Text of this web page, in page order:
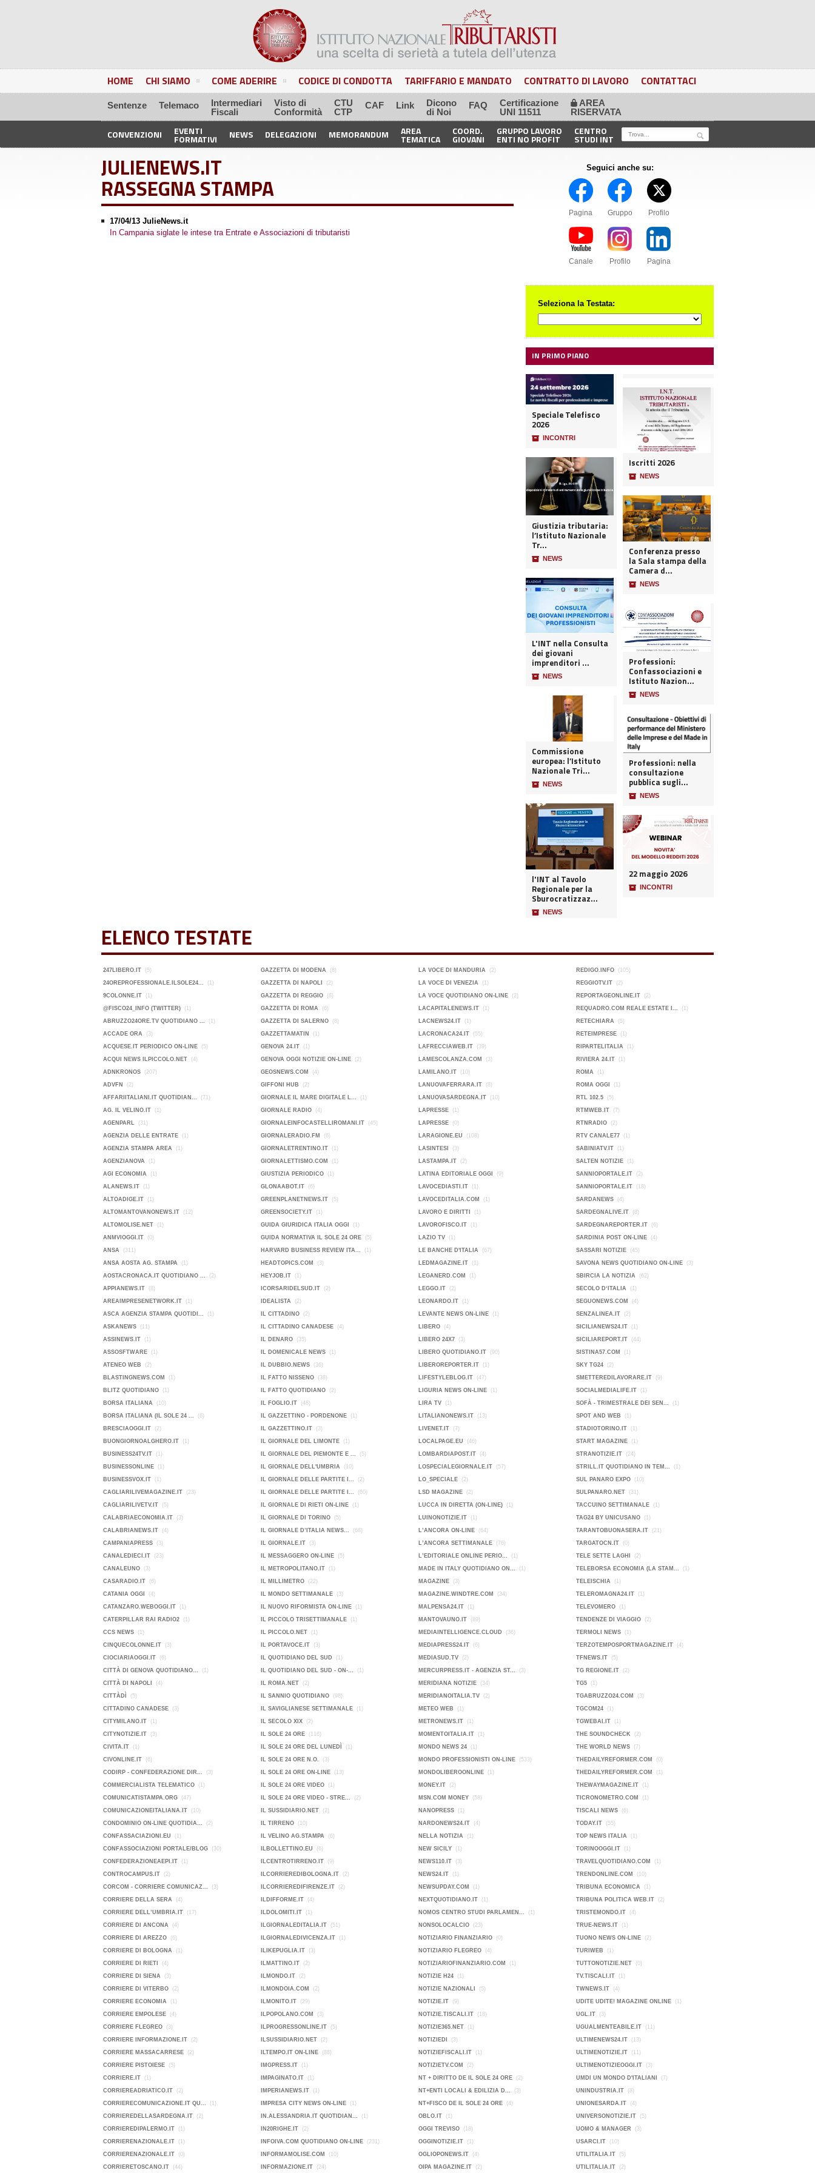
HOME CHI SIAMO COME ADERIRE CODICE DI CONDOTTA TARIFFARIO E MANDATO CONTRATTO DI LAVORO CONTATTACI
Sentenze Telemaco
Intermediari
Fiscali
Visto di
Conformità
CTU
CTP
CAF Link
Dicono
di Noi
FAQ
Certificazione
UNI 11511
🔒 AREA
RISERVATA
CONVENZIONI EVENTI
FORMATIVI NEWS DELEGAZIONI MEMORANDUM AREA
TEMATICA
COORD.
GIOVANI
GRUPPO LAVORO
ENTI NO PROFIT
CENTRO
STUDI INT
JULIENEWS.IT
RASSEGNA STAMPA
17/04/13 JulieNews.it
In Campania siglate le intese tra Entrate e Associazioni di tributaristi
Seguici anche su:
Pagina Gruppo Profilo
Canale Profilo Pagina
Seleziona la Testata:
IN PRIMO PIANO
Speciale Telefisco
2026
📦 INCONTRI
Giustizia tributaria:
l’Istituto Nazionale
Tr...
📦 NEWS
L'INT nella Consulta
dei giovani
imprenditori ...
📦 NEWS
Commissione
europea: l’Istituto
Nazionale Tri...
📦 NEWS
l'INT al Tavolo
Regionale per la
Sburocratizzaz...
📦 NEWS
Iscritti 2026
📦 NEWS
Conferenza presso
la Sala stampa della
Camera d...
📦 NEWS
Professioni:
Confassociazioni e
Istituto Nazion...
📦 NEWS
Professioni: nella
consultazione
pubblica sugli...
📦 NEWS
22 maggio 2026
📦 INCONTRI
ELENCO TESTATE
247LIBERO.IT (5)
24OREPROFESSIONALE.ILSOLE24... (1)
9COLONNE.IT (1)
@FISCO24_INFO (TWITTER) (1)
ABRUZZO24ORE.TV QUOTIDIANO ... (1)
ACCADE ORA (3)
ACQUESE.IT PERIODICO ON-LINE (5)
ACQUI NEWS ILPICCOLO.NET (4)
ADNKRONOS (207)
ADVFN (2)
AFFARIITALIANI.IT QUOTIDIAN... (71)
AG. IL VELINO.IT (1)
AGENPARL (31)
AGENZIA DELLE ENTRATE (1)
AGENZIA STAMPA AREA (1)
AGENZIANOVA (1)
AGI ECONOMIA (1)
ALANEWS.IT (1)
ALTOADIGE.IT (1)
ALTOMANTOVANONEWS.IT (12)
ALTOMOLISE.NET (1)
ANMVIOGGI.IT (0)
ANSA (311)
ANSA AOSTA AG. STAMPA (1)
AOSTACRONACA.IT QUOTIDIANO ... (2)
APPIANEWS.IT (8)
AREAIMPRESENETWORK.IT (1)
ASCA AGENZIA STAMPA QUOTIDI... (1)
ASKANEWS (11)
ASSINEWS.IT (1)
ASSOSFTWARE (1)
ATENEO WEB (2)
BLASTINGNEWS.COM (1)
BLITZ QUOTIDIANO (1)
BORSA ITALIANA (10)
BORSA ITALIANA (IL SOLE 24 ... (6)
BRESCIAOGGI.IT (2)
BUONGIORNOALGHERO.IT (1)
BUSINESS24TV.IT (1)
BUSINESSONLINE (1)
BUSINESSVOX.IT (1)
CAGLIARILIVEMAGAZINE.IT (23)
CAGLIARILIVETV.IT (5)
CALABRIAECONOMIA.IT (3)
CALABRIANEWS.IT (4)
CAMPANIAPRESS (3)
CANALEDIECI.IT (23)
CANALEUNO (3)
CASARADIO.IT (6)
CATANIA OGGI (4)
CATANZARO.WEBOGGI.IT (1)
CATERPILLAR RAI RADIO2 (1)
CCS NEWS (1)
CINQUECOLONNE.IT (3)
CIOCIARIAOGGI.IT (6)
CITTÀ DI GENOVA QUOTIDIANO... (1)
CITTÀ DI NAPOLI (4)
CITTÀDÌ (5)
CITTADINO CANADESE (3)
CITYMILANO.IT (1)
CITYNOTIZIE.IT (3)
CIVITA.IT (1)
CIVONLINE.IT (6)
CODIRP - CONFEDERAZIONE DIR... (3)
COMMERCIALISTA TELEMATICO (1)
COMUNICATISTAMPA.ORG (47)
COMUNICAZIONEITALIANA.IT (10)
CONDOMINIO ON-LINE QUOTIDIA... (2)
CONFASSACIAZIONI.EU (1)
CONFASSOCIAZIONI PORTALE/BLOG (30)
CONFEDERAZIONEAEPI.IT (1)
CONTROCAMPUS.IT (2)
CORCOM - CORRIERE COMUNICAZ... (3)
CORRIERE DELLA SERA (4)
CORRIERE DELL’UMBRIA.IT (17)
CORRIERE DI ANCONA (4)
CORRIERE DI AREZZO (6)
CORRIERE DI BOLOGNA (1)
CORRIERE DI RIETI (4)
CORRIERE DI SIENA (3)
CORRIERE DI VITERBO (2)
CORRIERE ECONOMIA (1)
CORRIERE EMPOLESE (4)
CORRIERE FLEGREO (3)
CORRIERE INFORMAZIONE.IT (2)
CORRIERE MASSACARRESE (2)
CORRIERE PISTOIESE (5)
CORRIERE.IT (1)
CORRIEREADRIATICO.IT (2)
CORRIERECOMUNICAZIONE.IT QU... (1)
CORRIEREDELLASARDEGNA.IT (2)
CORRIEREDIPALERMO.IT (1)
CORRIERENAZIONALE.IT (1)
CORRIERENAZIONALE.IT (0)
CORRIERETOSCANO.IT (44)
GAZZETTA DI MODENA (8)
GAZZETTA DI NAPOLI (2)
GAZZETTA DI REGGIO (8)
GAZZETTA DI ROMA (6)
GAZZETTA DI SALERNO (8)
GAZZETTAMATIN (1)
GENOVA 24.IT (1)
GENOVA OGGI NOTIZIE ON-LINE (2)
GEOSNEWS.COM (4)
GIFFONI HUB (2)
GIORNALE IL MARE DIGITALE L... (1)
GIORNALE RADIO (4)
GIORNALEINFOCASTELLIROMANI.IT (45)
GIORNALERADIO.FM (6)
GIORNALETRENTINO.IT (1)
GIORNALETTISMO.COM (1)
GIUSTIZIA PERIODICO (1)
GLONAABOT.IT (6)
GREENPLANETNEWS.IT (5)
GREENSOCIETY.IT (1)
GUIDA GIURIDICA ITALIA OGGI (1)
GUIDA NORMATIVA IL SOLE 24 ORE (5)
HARVARD BUSINESS REVIEW ITA... (1)
HEADTOPICS.COM (3)
HEYJOB.IT (1)
ICORSARIDELSUD.IT (2)
IDEALISTA (2)
IL CITTADINO (2)
IL CITTADINO CANADESE (4)
IL DENARO (35)
IL DOMENICALE NEWS (1)
IL DUBBIO.NEWS (36)
IL FATTO NISSENO (38)
IL FATTO QUOTIDIANO (2)
IL FOGLIO.IT (48)
IL GAZZETTINO - PORDENONE (1)
IL GAZZETTINO.IT (3)
IL GIORNALE DEL LIMONTE (1)
IL GIORNALE DEL PIEMONTE E ... (5)
IL GIORNALE DELL'UMBRIA (10)
IL GIORNALE DELLE PARTITE I... (2)
IL GIORNALE DELLE PARTITE I... (60)
IL GIORNALE DI RIETI ON-LINE (1)
IL GIORNALE DI TORINO (5)
IL GIORNALE D’ITALIA NEWS... (68)
IL GIORNALE.IT (3)
IL MESSAGGERO ON-LINE (5)
IL METROPOLITANO.IT (1)
IL MILLIMETRO (22)
IL MONDO SETTIMANALE (3)
IL NUOVO RIFORMISTA ON-LINE (1)
IL PICCOLO TRISETTIMANALE (1)
IL PICCOLO.NET (1)
IL PORTAVOCE.IT (3)
IL QUOTIDIANO DEL SUD (1)
IL QUOTIDIANO DEL SUD - ON-... (1)
IL ROMA.NET (2)
IL SANNIO QUOTIDIANO (98)
IL SAVIGLIANESE SETTIMANALE (1)
IL SECOLO XIX (2)
IL SOLE 24 ORE (116)
IL SOLE 24 ORE DEL LUNEDÌ (1)
IL SOLE 24 ORE N.O. (3)
IL SOLE 24 ORE ON-LINE (13)
IL SOLE 24 ORE VIDEO (1)
IL SOLE 24 ORE VIDEO - STRE... (2)
IL SUSSIDIARIO.NET (2)
IL TIRRENO (10)
IL VELINO AG.STAMPA (6)
ILBOLLETTINO.EU (6)
ILCENTROTIRRENO.IT (9)
ILCORRIEREDIBOLOGNA.IT (2)
ILCORRIEREDIFIRENZE.IT (2)
ILDIFFORME.IT (4)
ILDOLOMITI.IT (1)
ILGIORNALEDITALIA.IT (51)
ILGIORNALEDIVICENZA.IT (1)
ILIKEPUGLIA.IT (3)
ILMATTINO.IT (2)
ILMONDO.IT (2)
ILMONDOIA.COM (2)
ILMONITO.IT (29)
ILPOPOLANO.COM (3)
ILPROGRESSONLINE.IT (5)
ILSUSSIDIARIO.NET (2)
ILTEMPO.IT ON-LINE (88)
IMGPRESS.IT (1)
IMPAGINATO.IT (1)
IMPERIANEWS.IT (1)
IMPRESA CITY NEWS ON-LINE (1)
IN.ALESSANDRIA.IT QUOTIDIAN... (1)
IN20RIGHE.IT (2)
INFOIVA.COM QUOTIDIANO ON-LINE (231)
INFORMAMOLISE.COM (10)
INFORMAZIONE.IT (24)
LA VOCE DI MANDURIA (2)
LA VOCE DI VENEZIA (1)
LA VOCE QUOTIDIANO ON-LINE (2)
LACAPITALENEWS.IT (1)
LACNEWS24.IT (1)
LACRONACA24.IT (55)
LAFRECCIAWEB.IT (39)
LAMESCOLANZA.COM (3)
LAMILANO.IT (10)
LANUOVAFERRARA.IT (8)
LANUOVASARDEGNA.IT (10)
LAPRESSE (1)
LAPRESSE (0)
LARAGIONE.EU (108)
LASINTESI (3)
LASTAMPA.IT (2)
LATINA EDITORIALE OGGI (9)
LAVOCEDIASTI.IT (1)
LAVOCEDITALIA.COM (1)
LAVORO E DIRITTI (1)
LAVOROFISCO.IT (1)
LAZIO TV (1)
LE BANCHE D'ITALIA (67)
LEDMAGAZINE.IT (1)
LEGANERD.COM (1)
LEGGO.IT (2)
LEONARDO.IT (1)
LEVANTE NEWS ON-LINE (1)
LIBERO (4)
LIBERO 24X7 (3)
LIBERO QUOTIDIANO.IT (90)
LIBEROREPORTER.IT (1)
LIFESTYLEBLOG.IT (47)
LIGURIA NEWS ON-LINE (1)
LIRA TV (1)
LITALIANONEWS.IT (13)
LIVENET.IT (7)
LOCALPAGE.EU (46)
LOMBARDIAPOST.IT (4)
LOSPECIALEGIORNALE.IT (57)
LO_SPECIALE (2)
LSD MAGAZINE (2)
LUCCA IN DIRETTA (ON-LINE) (1)
LUINONOTIZIE.IT (1)
L’ANCORA ON-LINE (64)
L’ANCORA SETTIMANALE (76)
L’EDITORIALE ONLINE PERIO... (1)
MADE IN ITALY QUOTIDIANO ON... (1)
MAGAZINE (3)
MAGAZINE.WINDTRE.COM (34)
MALPENSA24.IT (1)
MANTOVAUNO.IT (89)
MEDIAINTELLIGENCE.CLOUD (36)
MEDIAPRESS24.IT (6)
MEDIASUD.TV (2)
MERCURPRESS.IT - AGENZIA ST... (3)
MERIDIANA NOTIZIE (34)
MERIDIANOITALIA.TV (2)
METEO WEB (1)
METRONEWS.IT (1)
MOMENTOITALIA.IT (1)
MONDO NEWS 24 (1)
MONDO PROFESSIONISTI ON-LINE (533)
MONDOLIBEROONLINE (1)
MONEY.IT (2)
MSN.COM MONEY (58)
NANOPRESS (1)
NARDONEWS24.IT (4)
NELLA NOTIZIA (1)
NEW SICILY (1)
NEWS110.IT (3)
NEWS24.IT (1)
NEWSUPDAY.COM (1)
NEXTQUOTIDIANO.IT (1)
NOMOS CENTRO STUDI PARLAMEN... (1)
NONSOLOCALCIO (23)
NOTIZIARIO FINANZIARIO (0)
NOTIZIARIO FLEGREO (4)
NOTIZIARIOFINANZIARIO.COM (1)
NOTIZIE H24 (1)
NOTIZIE NAZIONALI (5)
NOTIZIE.IT (9)
NOTIZIE.TISCALI.IT (18)
NOTIZIE365.NET (1)
NOTIZIEDI (3)
NOTIZIEFISCALI.IT (1)
NOTIZIETV.COM (2)
NT + DIRITTO DE IL SOLE 24 ORE (2)
NT+ENTI LOCALI & EDILIZIA D... (3)
NT+FISCO DE IL SOLE 24 ORE (4)
OBLO.IT (1)
OGGI TREVISO (18)
OGGINOTIZIE.IT (1)
OGLIOPONEWS.IT (4)
OIPA MAGAZINE.IT (2)
REDIGO.INFO (105)
REGGIOTV.IT (2)
REPORTAGEONLINE.IT (2)
REQUADRO.COM REALE ESTATE I... (1)
RETECHIARA (5)
RETEIMPRESE (1)
RIPARTELITALIA (1)
RIVIERA 24.IT (1)
ROMA (1)
ROMA OGGI (1)
RTL 102.5 (5)
RTMWEB.IT (7)
RTNRADIO (2)
RTV CANALE77 (1)
SABINIATV.IT (1)
SALTEN NOTIZIE (1)
SANNIOPORTALE.IT (2)
SANNIOPORTALE.IT (18)
SARDANEWS (4)
SARDEGNALIVE.IT (8)
SARDEGNAREPORTER.IT (6)
SARDINIA POST ON-LINE (4)
SASSARI NOTIZIE (45)
SAVONA NEWS QUOTIDIANO ON-LINE (3)
SBIRCIA LA NOTIZIA (62)
SECOLO D‘ITALIA (1)
SEGUONEWS.COM (4)
SENZALINEA.IT (2)
SICILIANEWS24.IT (1)
SICILIAREPORT.IT (44)
SISTINA57.COM (1)
SKY TG24 (2)
SMETTEREDILAVORARE.IT (9)
SOCIALMEDIALIFE.IT (1)
SOFÀ - TRIMESTRALE DEI SEN... (1)
SPOT AND WEB (1)
STADIOTORINO.IT (1)
START MAGAZINE (1)
STRANOTIZIE.IT (24)
STRILL.IT QUOTIDIANO IN TEM... (1)
SUL PANARO EXPO (10)
SULPANARO.NET (31)
TACCUINO SETTIMANALE (1)
TAG24 BY UNICUSANO (1)
TARANTOBUONASERA.IT (21)
TARGATOCN.IT (0)
TELE SETTE LAGHI (2)
TELEBORSA ECONOMIA (LA STAM... (1)
TELEISCHIA (1)
TELEROMAGNA24.IT (1)
TELEVOMERO (1)
TENDENZE DI VIAGGIO (2)
TERMOLI NEWS (1)
TERZOTEMPOSPORTMAGAZINE.IT (4)
TFNEWS.IT (5)
TG REGIONE.IT (2)
TG5 (1)
TGABRUZZO24.COM (3)
TGCOM24 (1)
TGWEBAI.IT (1)
THE SOUNDCHECK (2)
THE WORLD NEWS (7)
THEDAILYREFORMER.COM (0)
THEDAILYREFORMER.COM (1)
THEWAYMAGAZINE.IT (1)
TICRONOMETRO.COM (1)
TISCALI NEWS (6)
TODAY.IT (55)
TOP NEWS ITALIA (1)
TORINOOGGI.IT (1)
TRAVELQUOTIDIANO.COM (1)
TRENDONLINE.COM (10)
TRIBUNA ECONOMICA (1)
TRIBUNA POLITICA WEB.IT (2)
TRISTEMONDO.IT (4)
TRUE-NEWS.IT (1)
TUONO NEWS ON-LINE (2)
TURIWEB (1)
TUTTONOTIZIE.NET (0)
TV.TISCALI.IT (1)
TWNEWS.IT (4)
UDITE UDITE! MAGAZINE ONLINE (1)
UGL.IT (3)
UGUALMENTEABILE.IT (11)
ULTIMENEWS24.IT (13)
ULTIMENOTIZIE.IT (11)
ULTIMENOTIZIEOGGI.IT (3)
UMDI UN MONDO D'ITALIANI (7)
UNINDUSTRIA.IT (8)
UNIONESARDA.IT (4)
UNIVERSONOTIZIE.IT (5)
UOMO & MANAGER (3)
USARCI.IT (10)
UTILITALIA.IT (5)
UTILITALIA.IT (2)